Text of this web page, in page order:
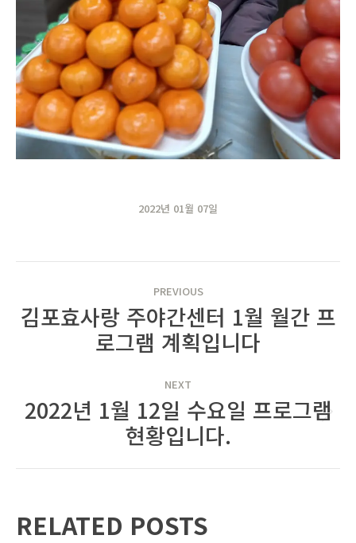
2022년 01월 07일
NAVIGATION
PREVIOUS
Previous
post:
김포효사랑 주야간센터 1월 월간 프
로그램 계획입니다
NEXT
Next
post:
2022년 1월 12일 수요일 프로그램
현황입니다.
RELATED POSTS